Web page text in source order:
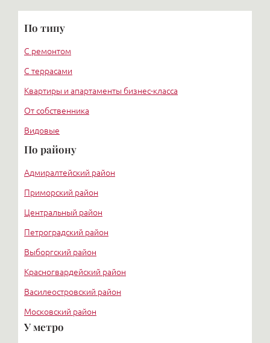
По типу
С ремонтом
С террасами
Квартиры и апартаменты бизнес-класса
От собственника
Видовые
По району
Адмиралтейский район
Приморский район
Центральный район
Петроградский район
Выборгский район
Красногвардейский район
Василеостровский район
Московский район
Курортный район
У метро